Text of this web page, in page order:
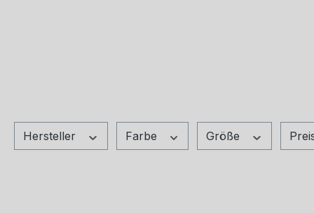
Hersteller Farbe Größe